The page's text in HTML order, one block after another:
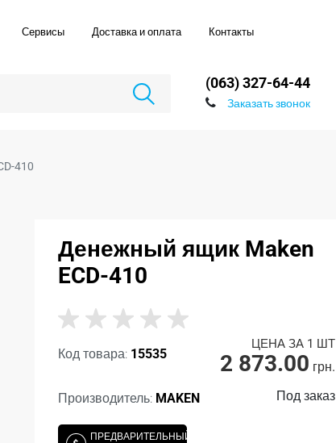
Сервисы Доставка и оплата Контакты
(063) 327-64-44
Заказать звонок
410
Денежный ящик Maken
ECD-410
Код товара: 15535
ЦЕНА ЗА 1 ШТ
2 873.00 грн.
Производитель: MAKEN Под заказ
ПРЕДВАРИТЕЛЬНЫЙ